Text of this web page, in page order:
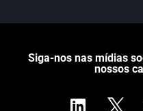
Siga-nos nas mídias
nossos